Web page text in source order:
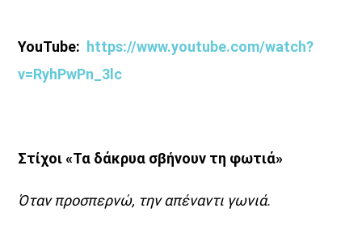
YouTube: https://www.youtube.com/watch?
v=RyhPwPn_3lc
Στίχοι «Τα δάκρυα σβήνουν τη φωτιά»
Όταν προσπερνώ, την απέναντι γωνιά.